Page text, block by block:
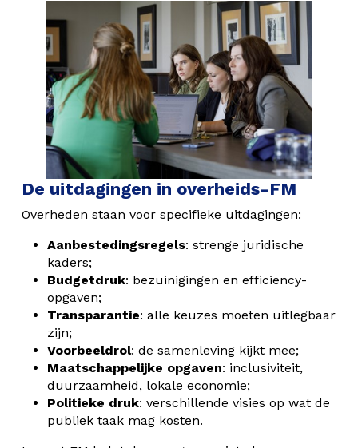
De uitdagingen in overheids-FM
Overheden staan voor specifieke uitdagingen:
Aanbestedingsregels: strenge juridische
kaders;
Budgetdruk: bezuinigingen en efficiency-
opgaven;
Transparantie: alle keuzes moeten uitlegbaar
zijn;
Voorbeeldrol: de samenleving kijkt mee;
Maatschappelijke opgaven: inclusiviteit,
duurzaamheid, lokale economie;
Politieke druk: verschillende visies op wat de
publiek taak mag kosten.